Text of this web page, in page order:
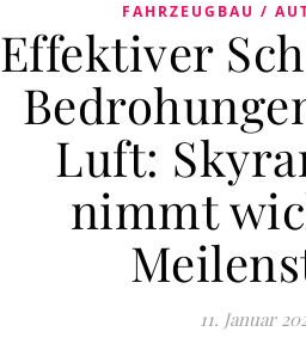
FAHRZEUGBAU /
Effektiver
Luft:
nimmt
11. Januar